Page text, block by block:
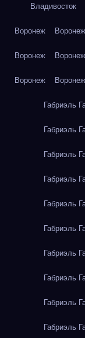
Владивосток
Воронеж Воронеж
Воронеж Воронеж
Воронеж Воронеж
Габриэль
Габриэль
Габриэль
Габриэль
Габриэль
Габриэль
Габриэль
Габриэль
Габриэль
Габриэль